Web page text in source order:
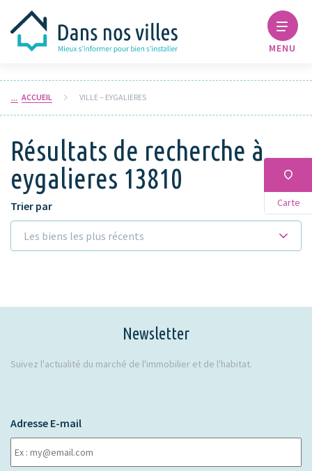
MENU
ACCUEIL VILLE – EYGALIERES
Résultats de recherche à
eygalieres 13810
Carte
Trier par
Les biens les plus récents
Newsletter
Suivez l'actualité du marché de l'immobilier et de l'habitat.
Adresse E-mail